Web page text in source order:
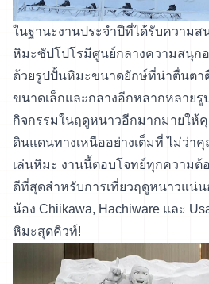
ในฐานะงานประจำปีที่ได้รับความส
หิมะซัปโปโรมีศูนย์กลางความสนุก
ด้วยรูปปั้นหิมะขนาดยักษ์ที่น่าตื่นตา
ขนาดเล็กและกลางอีกหลากหลาย
กิจกรรมในฤดูหนาวอีกมากมายให้
ดินแดนทางเหนืออย่างเต็มที่ ไม่ว่า
เล่นหิมะ งานนี้ตอบโจทย์ทุกความต้
ดีที่สุดสำหรับการเที่ยวฤดูหนาวแน่
น้อง Chiikawa, Hachiware และ
หิมะสุดคิวท์!